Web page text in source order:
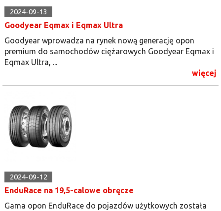
2024-09-13
Goodyear Eqmax i Eqmax Ultra
Goodyear wprowadza na rynek nową generację opon
premium do samochodów ciężarowych Goodyear Eqmax i
Eqmax Ultra, ...
więcej
2024-09-12
EnduRace na 19,5-calowe obręcze
Gama opon EnduRace do pojazdów użytkowych została